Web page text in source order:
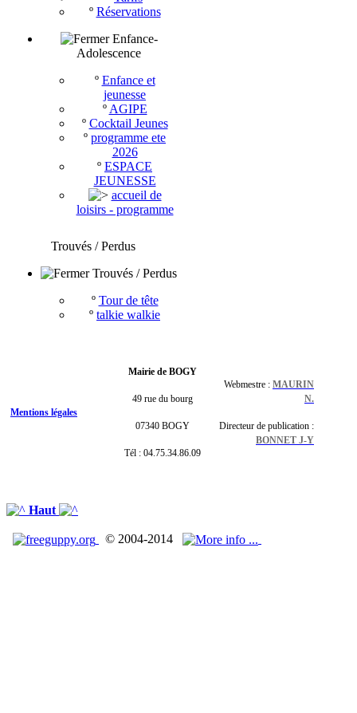
º Réservations
Enfance-
Adolescence
º Enfance et
jeunesse
º AGIPE
º Cocktail Jeunes
º programme ete
2026
º ESPACE
JEUNESSE
accueil de
loisirs - programme
Trouvés / Perdus
Trouvés / Perdus
º Tour de tête
º talkie walkie
Mentions légales
Mairie de BOGY
49 rue du bourg
07340 BOGY
Tél : 04.75.34.86.09
Webmestre : MAURIN
N.
Directeur de publication :
BONNET J-Y
Haut
© 2004-2014